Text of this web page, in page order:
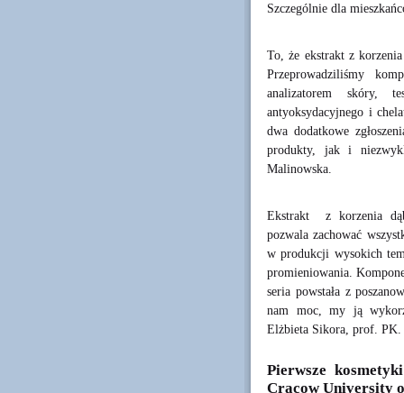
Szczególnie dla
To, że ekstrakt z
Przeprowadziliśmy
analizatorem skóry,
antyoksydacyjnego i
dwa dodatkowe
produkty, jak i
Malinowska.
Ekstrakt z korzenia
pozwala zachować
w produkcji wysokich
promieniowania.
seria powstała z
nam moc, my ją
Elżbieta Sikora, prof. PK.
Pierwsze
Cracow University